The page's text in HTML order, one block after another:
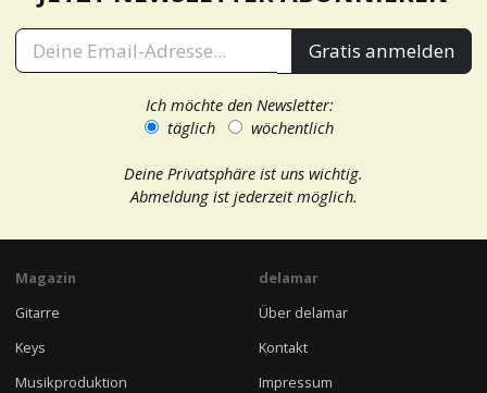
Gratis anmelden
Ich möchte den Newsletter:
täglich
wöchentlich
Deine Privatsphäre ist uns wichtig.
Abmeldung ist jederzeit möglich.
Magazin
Gitarre
Keys
Musikproduktion
delamar
Über delamar
Kontakt
Impressum